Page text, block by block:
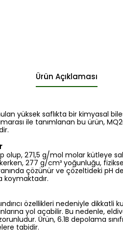
Ürün Açıklaması
yüksek saflıkta bir kimyasal
ile tanımlanan bu ürün,
olup, 271,5 g/mol molar kütleye
277 g/cm³ yoğunluğu,
çözünür ve çözeltideki pH
koymaktadır.
özellikleri nedeniyle dikkatli
yol açabilir. Bu nedenle,
Ürün, 6.1B depolama
tabidir.